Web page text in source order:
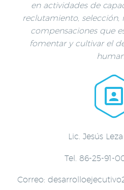
en actividades de
reclutamiento, selección,
compensaciones que
fomentar y cultivar el


Lic. Jesús
Tel. 86-25-91-
Correo: